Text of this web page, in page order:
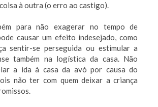
à outra (o erro ao castigo).
para não exagerar no tempo de
causar um efeito indesejado, como
sentir-se perseguida ou estimular a
também na logística da casa. Não
a ida à casa da avó por causa do
não ter com quem deixar a criança